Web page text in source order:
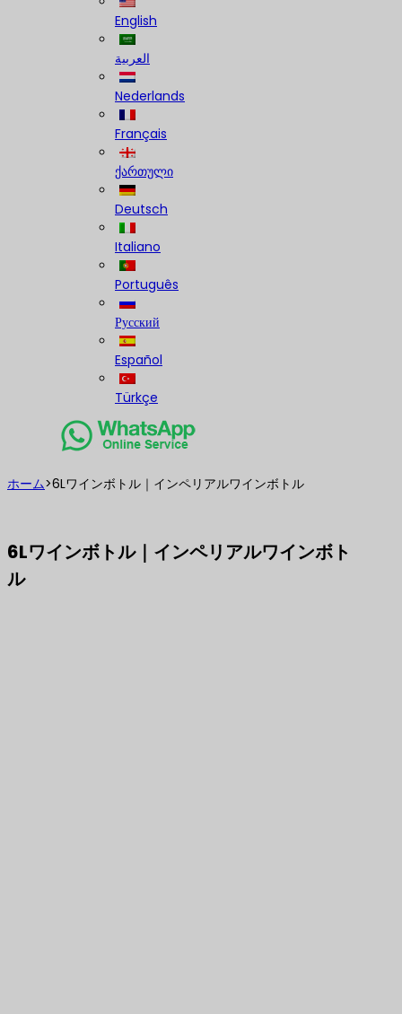
English
العربية
Nederlands
Français
ქართული
Deutsch
Italiano
Português
Русский
Español
Türkçe
ホーム>6Lワインボトル｜インペリアルワインボトル
6Lワインボトル｜インペリアルワインボト
ル